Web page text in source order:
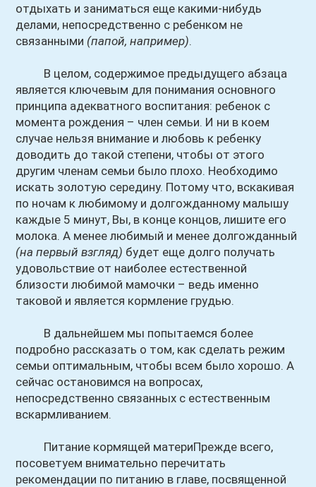
отдыхать и заниматься еще какими-нибудь
делами, непосредственно с ребенком не
связанными (папой, например).
В целом, содержимое предыдущего абзаца
является ключевым для понимания основного
принципа адекватного воспитания: ребенок с
момента рождения – член семьи. И ни в коем
случае нельзя внимание и любовь к ребенку
доводить до такой степени, чтобы от этого
другим членам семьи было плохо. Необходимо
искать золотую середину. Потому что, вскакивая
по ночам к любимому и долгожданному малышу
каждые 5 минут, Вы, в конце концов, лишите его
молока. А менее любимый и менее долгожданный
(на первый взгляд) будет еще долго получать
удовольствие от наиболее естественной
близости любимой мамочки – ведь именно
таковой и является кормление грудью.
В дальнейшем мы попытаемся более
подробно рассказать о том, как сделать режим
семьи оптимальным, чтобы всем было хорошо. А
сейчас остановимся на вопросах,
непосредственно связанных с естественным
вскармливанием.
Питание кормящей материПрежде всего,
посоветуем внимательно перечитать
рекомендации по питанию в главе, посвященной